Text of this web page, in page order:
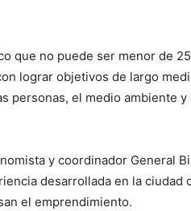
que no puede ser menor de
lograr objetivos de largo
personas, el medio ambiente
y coordinador General
desarrollada en la ciudad
el emprendimiento.